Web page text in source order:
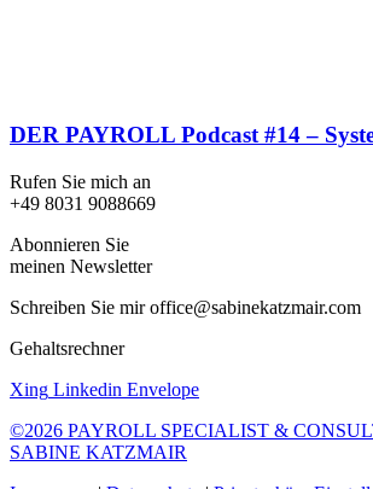
DER PAYROLL Podcast #14 –
Rufen Sie mich an
+49 8031 9088669
Abonnieren Sie
meinen Newsletter
Schreiben Sie mir office@sabinekatzmair.com
Gehaltsrechner
Xing Linkedin Envelope
©2026 PAYROLL SPECIALIST &
SABINE KATZMAIR